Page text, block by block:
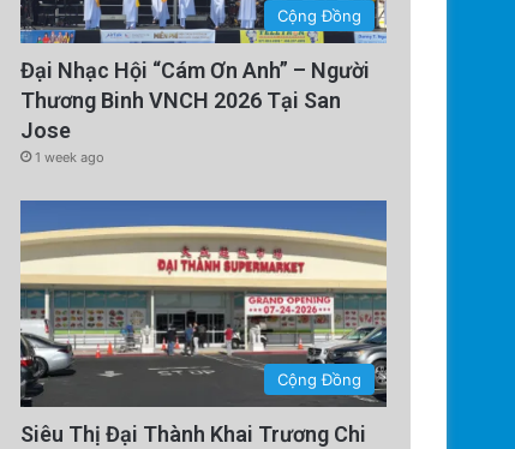
Cộng Đồng
Đại Nhạc Hội “Cám Ơn Anh” – Người
Thương Binh VNCH 2026 Tại San
Jose
1 week ago
Cộng Đồng
Siêu Thị Đại Thành Khai Trương Chi